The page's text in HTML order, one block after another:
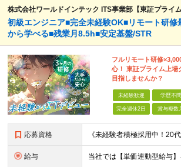
株式会社ワールドインテック ITS事業部【東証プライ
初級エンジニア■完全未経験OK■リモート研修
から学べる■残業月8.5h■安定基盤/STR
フルリモート研修
心！ 東証プライム上場
目指しませんか？
未経験歓迎 学歴不問
完全週休2日 賞与複数
応募資格
給与